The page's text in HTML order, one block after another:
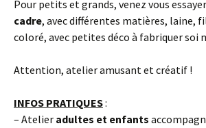
Pour petits et grands, venez vous
cadre, avec différentes matières, laine,
coloré, avec petites déco à fabriquer soi
Attention, atelier amusant et créatif !
INFOS PRATIQUES:
– Atelier adultes et enfants